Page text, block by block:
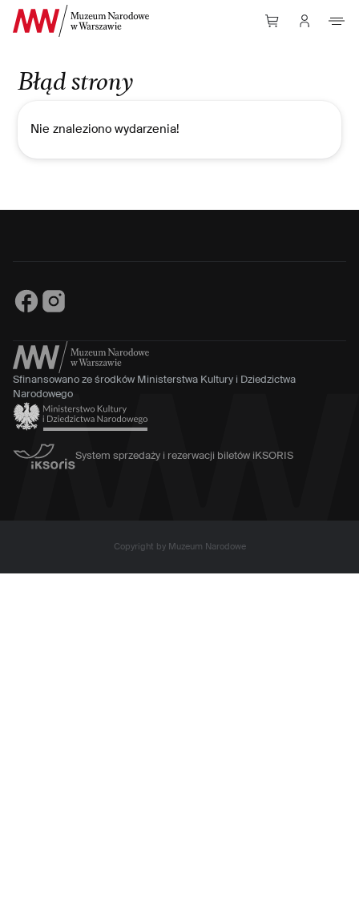
Przejdź do Treści
Błąd strony
Nie znaleziono wydarzenia!
Sfinansowano ze środków Ministerstwa Kultury i Dziedzictwa
Narodowego
System sprzedaży i rezerwacji biletów iKSORIS
Copyright by Muzeum Narodowe